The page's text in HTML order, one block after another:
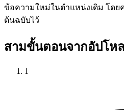
ข้อความใหม่ในตำแหน่งเดิม โดย
ต้นฉบับไว้
สามขั้นตอนจากอัปโห
1